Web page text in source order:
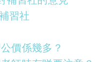
習社
價係幾多？